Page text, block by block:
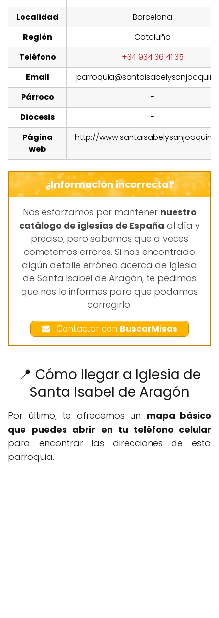
Localidad
Barcelona
Región
Cataluña
Teléfono
+34 934 36 41 35
Email
Párroco
-
Diocesis
-
Página
web
http://
¿Información incorrecta?
Nos esforzamos por mantener nuestro
catálogo de iglesias de España al día y
preciso, pero sabemos que a veces
cometemos errores. Si has encontrado
algún detalle erróneo acerca de Iglesia
de Santa Isabel de Aragón, te pedimos
que nos lo informes para que podamos
corregirlo.
Contactar con BuscarMisas
📍 Cómo llegar a Iglesia de
Santa Isabel de Aragón
Por último, te ofrecemos un mapa básico
que puedes abrir en tu teléfono celular
para encontrar las direcciones de esta
parroquia.